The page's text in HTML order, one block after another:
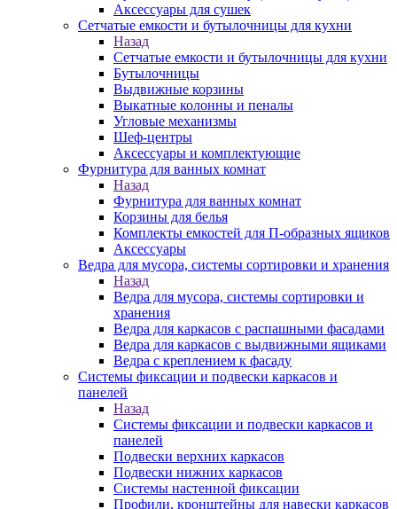
Аксессуары для сушек
Сетчатые емкости и бутылочницы для кухни
Назад
Сетчатые емкости и бутылочницы для кухни
Бутылочницы
Выдвижные корзины
Выкатные колонны и пеналы
Угловые механизмы
Шеф-центры
Аксессуары и комплектующие
Фурнитура для ванных комнат
Назад
Фурнитура для ванных комнат
Корзины для белья
Комплекты емкостей для П-образных ящиков
Аксессуары
Ведра для мусора, системы сортировки и хранения
Назад
Ведра для мусора, системы сортировки и
хранения
Ведра для каркасов с распашными фасадами
Ведра для каркасов с выдвижными ящиками
Ведра с креплением к фасаду
Системы фиксации и подвески каркасов и
панелей
Назад
Системы фиксации и подвески каркасов и
панелей
Подвески верхних каркасов
Подвески нижних каркасов
Системы настенной фиксации
Профили, кронштейны для навески каркасов